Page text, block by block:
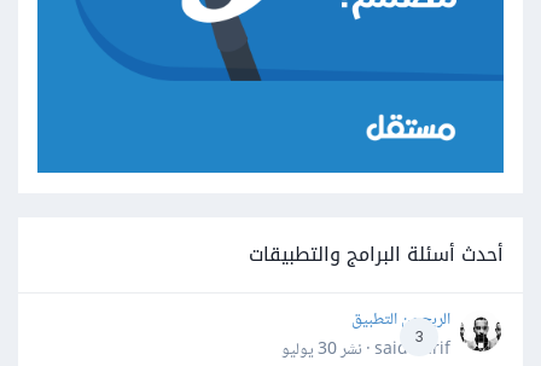
أحدث أسئلة البرامج والتطبيقات
3
الربح من التطبيق
said darif · نشر
30 يوليو